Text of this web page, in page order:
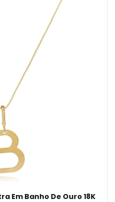
Em Banho De Ouro 18K